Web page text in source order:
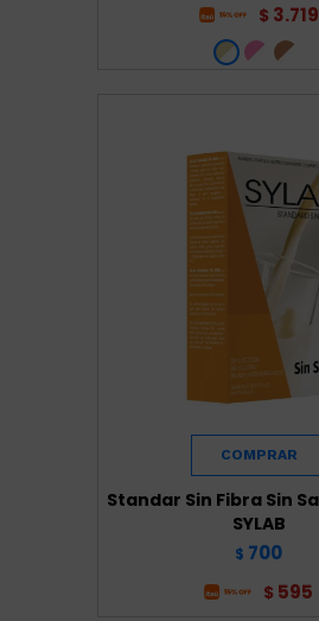
$ 3.719
Standar Sin Fibra Sin
SYLAB
$ 700
$ 595